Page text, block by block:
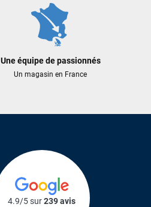
Une équipe de passionnés
Un magasin en France
4.9/5 sur239 avis